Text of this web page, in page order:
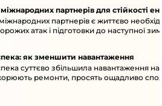
партнерів для стійкості
партнерів є життєво
атак і підготовки до наступної
як зменшити навантаження
суттєво збільшила навантаження
ремонти, просять ощадливо